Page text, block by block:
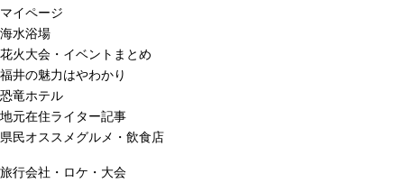
マイページ
海水浴場
花火大会・イベントまとめ
福井の魅力はやわかり
恐竜ホテル
地元在住ライター記事
県民オススメグルメ・飲食店
旅行会社・ロケ・大会